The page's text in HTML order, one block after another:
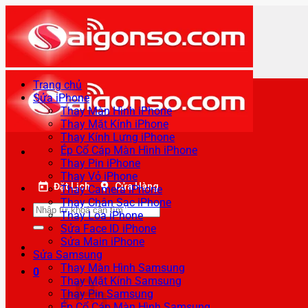
qua
nội
dung
Đặt Lịch Cửa Hàng
Tìm
kiếm:
0
Trang chủ
Sửa iPhone
Thay Màn Hình iPhone
Thay Mặt Kính iPhone
Thay Kính Lưng iPhone
Ép Cổ Cáp Màn Hình iPhone
Thay Pin iPhone
Thay Vỏ iPhone
Thay Camera iPhone
Thay Chân Sạc iPhone
Thay Loa iPhone
Sửa Face ID iPhone
Sửa Main iPhone
Sửa Samsung
Thay Màn Hình Samsung
Thay Mặt Kính Samsung
Thay Pin Samsung